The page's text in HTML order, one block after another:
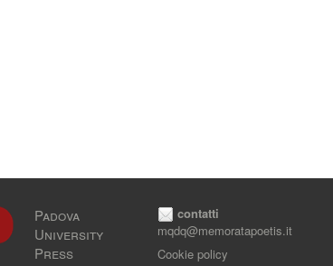
Padova
University
Press
contatti
mqdq@memoratapoetis.it
Cookie policy